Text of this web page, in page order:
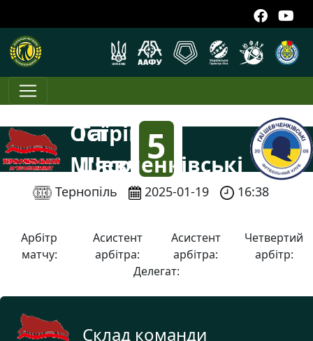
Острів-
М'ясокомбінат
5
:
Гаї
Шевченківські
Тернопіль 2025-01-19 16:38
Арбітр
матчу:
Асистент
арбітра:
Асистент
арбітра:
Четвертий
арбітр:
Делегат:
Склад команди